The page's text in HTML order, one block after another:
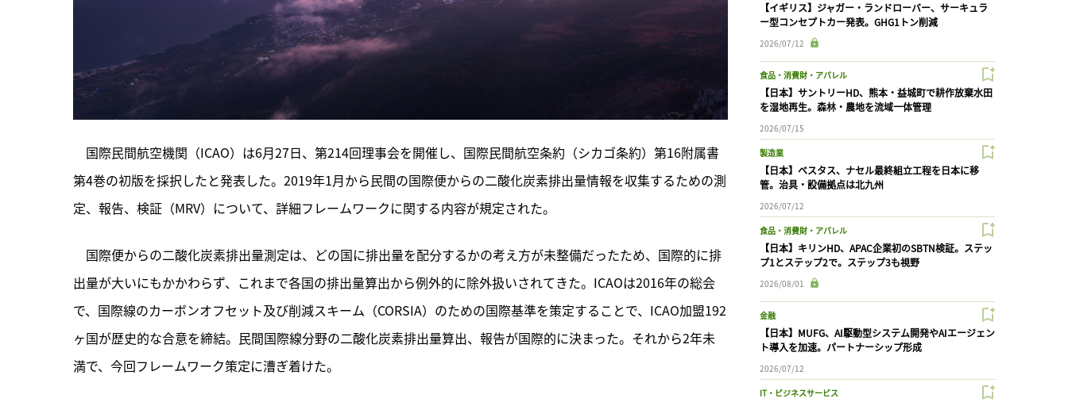
国際民間航空機関（ICAO）は6月27日、第214回理事会を開催し、国際民間航空条約（シカゴ条約）第16附属書
第4巻の初版を採択したと発表した。2019年1月から民間の国際便からの二酸化炭素排出量情報を収集するための測
定、報告、検証（MRV）について、詳細フレームワークに関する内容が規定された。
国際便からの二酸化炭素排出量測定は、どの国に排出量を配分するかの考え方が未整備だったため、国際的に排
出量が大いにもかかわらず、これまで各国の排出量算出から例外的に除外扱いされてきた。ICAOは2016年の総会
で、国際線のカーボンオフセット及び削減スキーム（CORSIA）のための国際基準を策定することで、ICAO加盟192
ヶ国が歴史的な合意を締結。民間国際線分野の二酸化炭素排出量算出、報告が国際的に決まった。それから2年未
満で、今回フレームワーク策定に漕ぎ着けた。
【イギリス】ジャガー・ランドローバー、サーキュラ
ー型コンセプトカー発表。GHG1トン削減
2026/07/12
食品・消費財・アパレル
【日本】サントリーHD、熊本・益城町で耕作放棄水田
を湿地再生。森林・農地を流域一体管理
2026/07/15
製造業
【日本】ベスタス、ナセル最終組立工程を日本に移
管。治具・設備拠点は北九州
2026/07/12
食品・消費財・アパレル
【日本】キリンHD、APAC企業初のSBTN検証。ステッ
プ1とステップ2で。ステップ3も視野
2026/08/01
金融
【日本】MUFG、AI駆動型システム開発やAIエージェン
ト導入を加速。パートナーシップ形成
2026/07/12
IT・ビジネスサービス